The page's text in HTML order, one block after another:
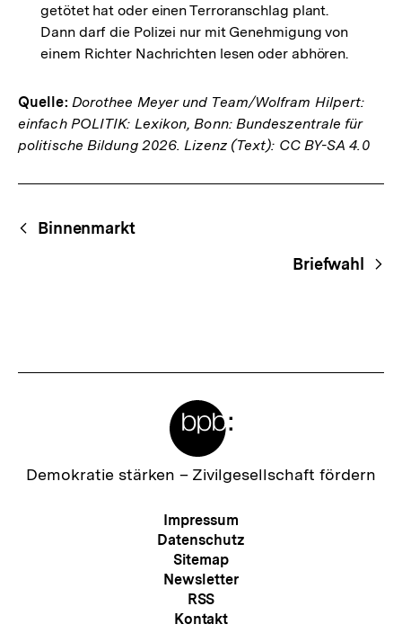
getötet hat oder einen Terroranschlag plant.
Dann darf die Polizei nur mit Genehmigung von
einem Richter Nachrichten lesen oder abhören.
Quelle: Dorothee Meyer und Team/Wolfram Hilpert:
einfach POLITIK: Lexikon, Bonn: Bundeszentrale für
politische Bildung 2026. Lizenz (Text): CC BY-SA 4.0
Begriffsnavigation
Content-
Navigation
Binnenmarkt
Briefwahl
Zur
Demokratie stärken – Zivilgesellschaft fördern
Meta-
Navigation
Impressum
Datenschutz
Sitemap
Newsletter
RSS
Kontakt